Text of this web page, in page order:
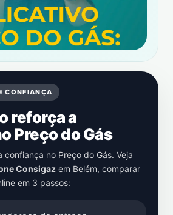
CONFIANÇA
reforça a
Preço do Gás
confiança no Preço do Gás. Veja
Consigaz em Belém, comparar
em 3 passos: